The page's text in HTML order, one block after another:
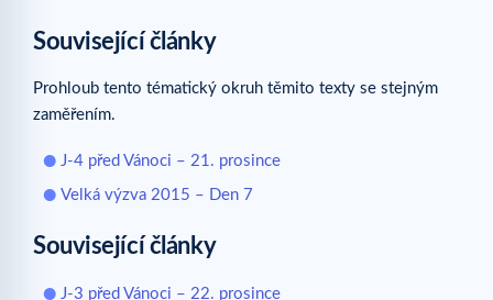
Související články
Prohloub tento tématický okruh těmito texty se stejným
zaměřením.
J-4 před Vánoci – 21. prosince
Velká výzva 2015 – Den 7
Související články
J-3 před Vánoci – 22. prosince